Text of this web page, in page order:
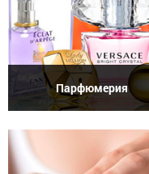
Парфюмерия